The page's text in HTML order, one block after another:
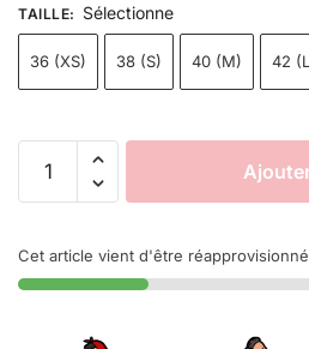
TAILLE: Sélectionne
36 (XS) 38 (S) 40 (M) 42
Cet article vient d'être réapprovisionné